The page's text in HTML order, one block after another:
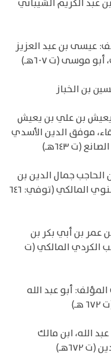
عبد الكريم الشيباني
عيسى بن عبد العزيز
موسى (ت ٦٠٧هـ)
يعيش بن علي بن يعيش
موفق الدين الأسدي
(ت ٦٤٣هـ)
الحاجب جمال الدين بن
عثمان بن عمر بن أبي بكر المصري الإسنوي المالكي (توفي: ٦٤٦
عمر بن أبي بكر بن
الكردي المالكي (ت
المؤلف: أبو عبد الله
الله، ابن مالك
٦٧٢هـ)